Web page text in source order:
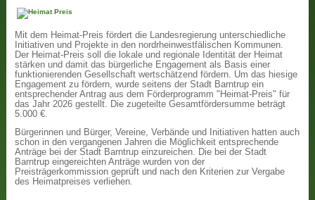
Mit dem Heimat-Preis fördert die Landesregierung unterschiedliche
Initiativen und Projekte in den nordrheinwestfälischen Kommunen.
Der Heimat-Preis soll die lokale und regionale Identität der Heimat
stärken und damit das bürgerliche Engagement als Basis einer
funktionierenden Gesellschaft wertschätzend fördern. Um das hiesige
Engagement zu fördern, wurde seitens der Stadt Barntrup ein
entsprechender Antrag aus dem Förderprogramm "Heimat-Preis" für
das Jahr 2026 gestellt. Die zugeteilte Gesamtfördersumme beträgt
5.000 €.
Bürgerinnen und Bürger, Vereine, Verbände und Initiativen hatten auch
schon in den vergangenen Jahren die Möglichkeit entsprechende
Anträge bei der Stadt Barntrup einzureichen. Die bei der Stadt
Barntrup eingereichten Anträge wurden von der
Preisträgerkommission geprüft und nach den Kriterien zur Vergabe
des Heimatpreises verliehen.